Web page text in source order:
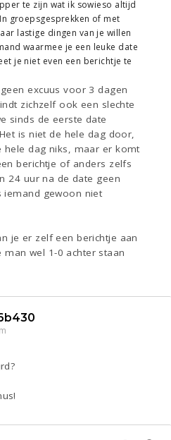
te zijn wat ik sowieso altijd
groepsgesprekken of met
lastige dingen van je willen
waarmee je een leuke date
je niet even een berichtje te
excuus voor 3 dagen
zichzelf ook een slechte
sinds de eerste date
is niet de hele dag door,
dag niks, maar er komt
berichtje of anders zelfs
24 uur na de date geen
iemand gewoon niet
je er zelf een berichtje aan
wel 1-0 achter staan